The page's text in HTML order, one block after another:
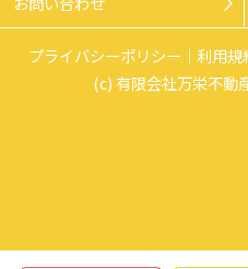
プライバシーポリシー 利用規
(c) 有限会社万栄不